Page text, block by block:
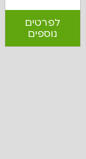
לפרטים
נוספים